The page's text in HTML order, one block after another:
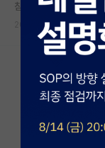
연구실&오픈랩
커뮤니티
커뮤니티 홈
전체글보기
베스트 게시판
침착한 백석
2026.06.06 5